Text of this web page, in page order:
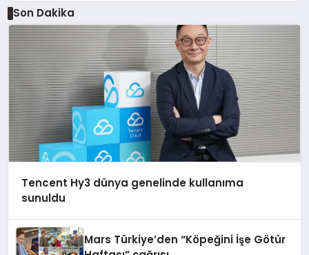
Son Dakika
Tencent Hy3 dünya genelinde kullanıma
sunuldu
Mars Türkiye’den “Köpeğini İşe Götür